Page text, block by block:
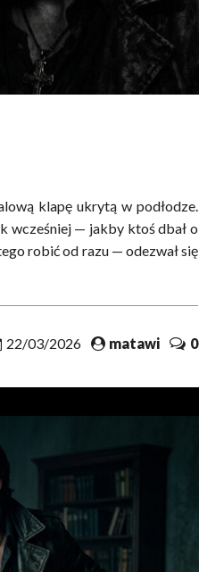
klapę ukrytą w podłodze.
wcześniej — jakby ktoś dbał o
robić od razu — odezwał się
22/03/2026 matawi 0